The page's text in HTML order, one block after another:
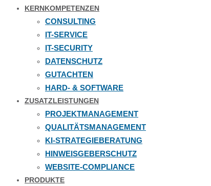
KERNKOMPETENZEN
CONSULTING
IT-SERVICE
IT-SECURITY
DATENSCHUTZ
GUTACHTEN
HARD- & SOFTWARE
ZUSATZLEISTUNGEN
PROJEKTMANAGEMENT
QUALITÄTSMANAGEMENT
KI-STRATEGIEBERATUNG
HINWEISGEBERSCHUTZ
WEBSITE-COMPLIANCE
PRODUKTE